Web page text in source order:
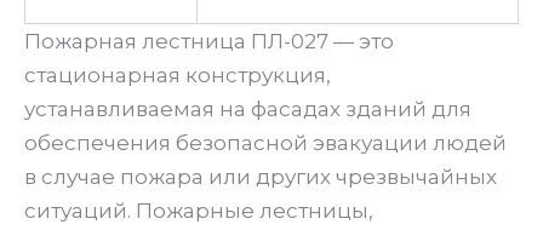
Пожарная лестница ПЛ-027 — это
стационарная конструкция,
устанавливаемая на фасадах зданий для
обеспечения безопасной эвакуации людей
в случае пожара или других чрезвычайных
ситуаций. Пожарные лестницы,